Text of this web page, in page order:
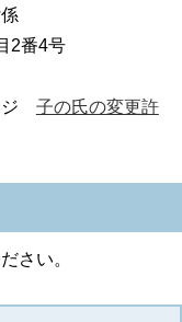
2番4号
ジ 子の氏の変更許
さい。